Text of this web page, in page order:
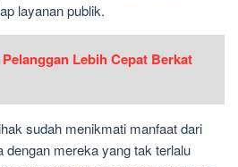
layanan publik.
Lebih Cepat Berkat
sudah menikmati manfaat dari
dengan mereka yang tak terlalu